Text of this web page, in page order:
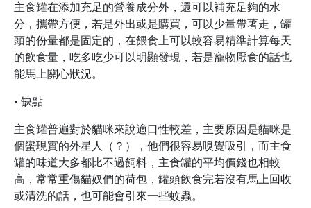
主食罐在添加充足的營養成分外，還可以補充足夠的水
分，攜帶方便，若是外出或是購買，可以少量帶著走，罐
頭的份量都是固定的，在餵食上可以較容易精準計算每天
的飲食量，吃多吃少可以明顯發現，若是寵物厭食的話也
能馬上關心狀況。
• 缺點
主食罐普遍對於貓咪來說適口性較差，主要原因是貓咪是
個蠻現實的外星人（？），他們很容易嗅覺吸引，而主食
罐的味道大多都比不過飼料，主食罐的平均價錢也相較
高，常常重傷貓奴們的荷包，罐頭飲食完若沒有馬上回收
或清洗的話，也可能會引來一些蚊蟲。